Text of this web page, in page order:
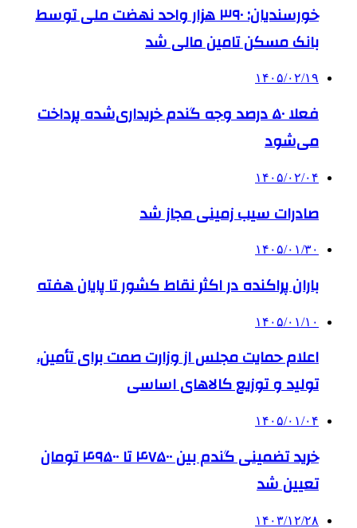
خورسندیان: ۳۹۰ هزار واحد نهضت ملی توسط
بانک مسکن تامین مالی شد
۱۴۰۵/۰۲/۱۹
فعلا ۵۰ درصد وجه گندم خریداری‌شده پرداخت
می‌شود
۱۴۰۵/۰۲/۰۴
صادرات سیب زمینی مجاز شد
۱۴۰۵/۰۱/۳۰
باران پراکنده در اکثر نقاط کشور تا پایان هفته
۱۴۰۵/۰۱/۱۰
اعلام حمایت مجلس از وزارت صمت برای تأمین،
تولید و توزیع کالاهای اساسی
۱۴۰۵/۰۱/۰۴
خرید تضمینی گندم بین ۴۷۵۰۰ تا ۴۹۵۰۰ تومان
تعیین شد
۱۴۰۳/۱۲/۲۸